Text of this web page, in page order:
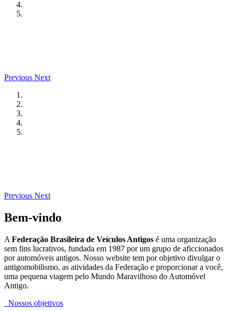
Previous Next
Previous Next
Bem-vindo
A Federação Brasileira de Veículos Antigos é uma organização
sem fins lucrativos, fundada em 1987 por um grupo de aficcionados
por automóveis antigos. Nosso website tem por objetivo divulgar o
antigomobilismo, as atividades da Federação e proporcionar a você,
uma pequena viagem pelo Mundo Maravilhoso do Automóvel
Antigo.
Nossos objetivos